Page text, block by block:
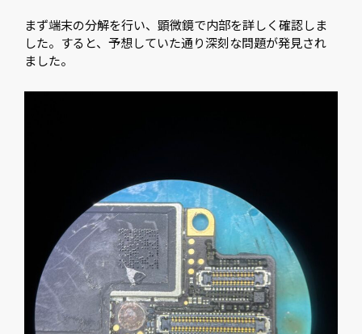
まず端末の分解を行い、顕微鏡で内部を詳しく確認しま
した。すると、予想していた通り深刻な問題が発見され
ました。